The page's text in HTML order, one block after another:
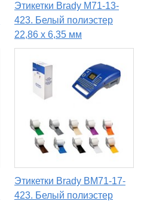
Этикетки Brady M71-13-
423. Белый полиэстер
22,86 х 6,35 мм
Этикетки Brady BM71-17-
423. Белый полиэстер